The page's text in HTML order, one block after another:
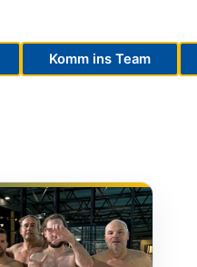
Komm ins Team